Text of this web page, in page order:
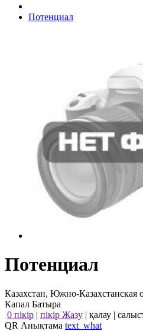
Потенциал
Потенциал
Казахстан, Южно-Казахстанская
Капал Батыра
0 пікір | пікір Жазу | қалау |
QR Анықтама text_what